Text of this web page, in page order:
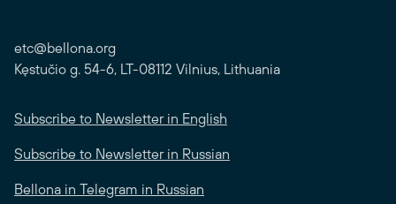
etc@bellona.org
Kęstučio g. 54-6, LT-08112 Vilnius, Lithuania
Subscribe to Newsletter in English
Subscribe to Newsletter in Russian
Bellona in Telegram in Russian